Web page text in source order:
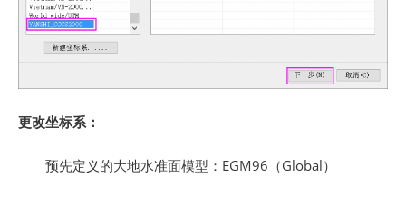
更改坐标系：
预先定义的大地水准面模型：EGM96（Global）